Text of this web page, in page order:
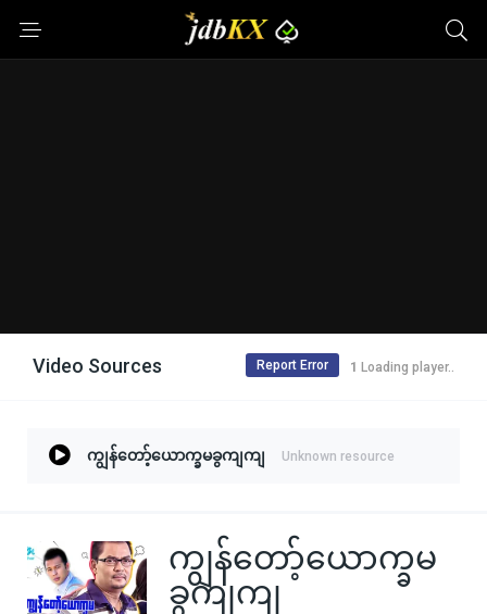
Video Sources 1 Loading player..
Report Error
ကျွန်တော့်ယောက္ခမခွကျကျ Unknown resource
ကျွန်တော့်ယောက္ခမ
ခွကျကျ